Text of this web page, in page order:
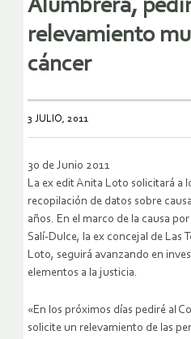
Alumbrera,
relevamiento
cáncer
3 JULIO, 2011
30 de Junio 2011
La ex edit Anita Loto solicitará a
recopilación de datos sobre
años. En el marco de la causa
Salí-Dulce, la ex concejal de Las
Loto, seguirá avanzando en
elementos a la justicia.
«En los próximos días pediré al
solicite un relevamiento de las